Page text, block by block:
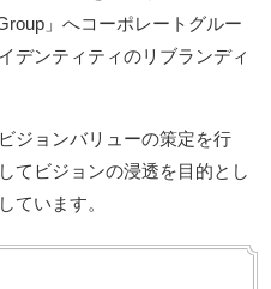
」へコーポレートグルー
デンティティのリブランディ
ジョンバリューの策定を行
てビジョンの浸透を目的とし
ています。